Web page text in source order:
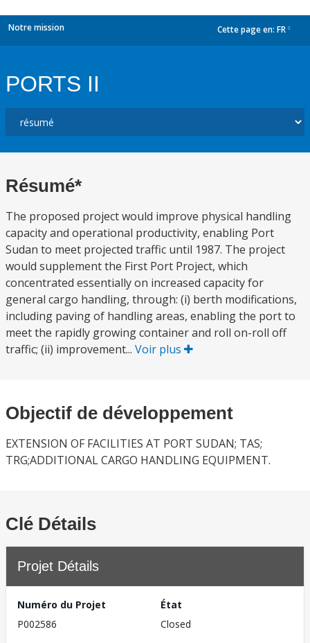
Notre mission Cette page en: FR
PORTS II
Résumé*
The proposed project would improve physical handling
capacity and operational productivity, enabling Port
Sudan to meet projected traffic until 1987. The project
would supplement the First Port Project, which
concentrated essentially on increased capacity for
general cargo handling, through: (i) berth modifications,
including paving of handling areas, enabling the port to
meet the rapidly growing container and roll on-roll off
traffic; (ii) improvement... Voir plus
Objectif de développement
EXTENSION OF FACILITIES AT PORT SUDAN; TAS;
TRG;ADDITIONAL CARGO HANDLING EQUIPMENT.
Clé Détails
Projet Détails
Numéro du Projet
P002586
État
Closed